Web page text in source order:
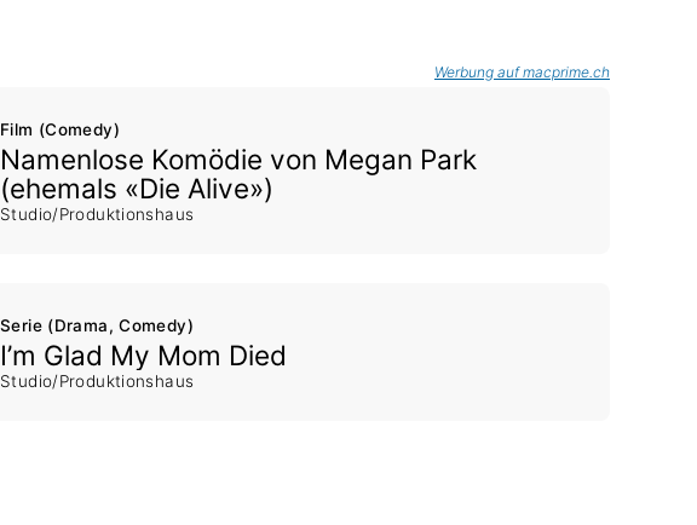
Werbung auf macprime.ch
Film (Comedy)
Namenlose Komödie von Megan Park
(ehemals «Die Alive»)
Studio/Produktionshaus
Serie (Drama, Comedy)
I’m Glad My Mom Died
Studio/Produktionshaus